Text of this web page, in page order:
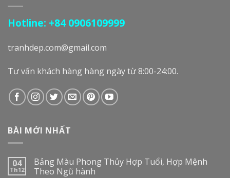
Hotline: +84 0906109999
tranhdep.com@gmail.com
Tư vấn khách hàng hàng ngày từ 8:00-24:00.
BÀI MỚI NHẤT
04
Th12
Bảng Màu Phong Thủy Hợp Tuổi, Hợp Mệnh
Theo Ngũ hành